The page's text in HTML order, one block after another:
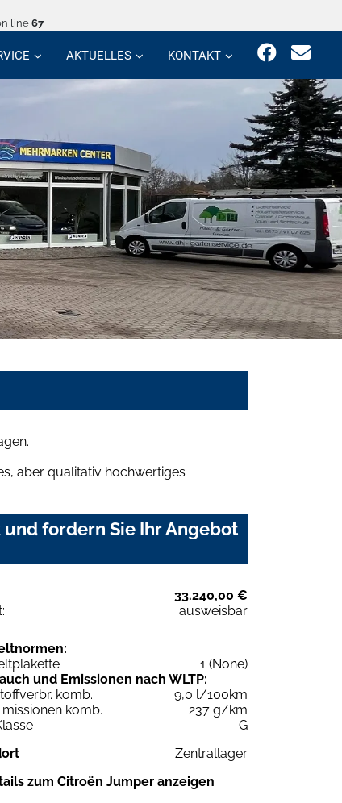
line 67
AKTUELLES KONTAKT
aber qualitativ hochwertiges
fordern Sie Ihr Angebot
33.240,00 €
ausweisbar
1 (None)
und Emissionen nach WLTP:
komb.
9,0 l/100km
komb.
237 g/km
G
Zentrallager
zum Citroën Jumper anzeigen